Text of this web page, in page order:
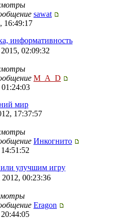
sawat
16:49:17
информативность
02:09:32
M_A_D
мир
17:37:57
Инкогнито
улучшим игру
2012, 00:23:36
Eragon